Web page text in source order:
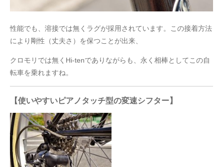
性能でも、溶接では無くラグが採用されています。この接着方法
により剛性（丈夫さ）を保つことが出来、
クロモリでは無くHi-tenでありながらも、永く相棒としてこの自
転車を乗れますね。
【使いやすいピアノタッチ型の変速シフター】